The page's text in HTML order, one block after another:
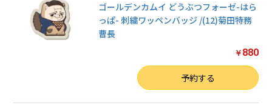
ゴールデンカムイ どうぶつフォーゼ-はら
っぱ- 刺繍ワッペンバッジ /(12)菊田特務
曹長
￥ 880
予約する